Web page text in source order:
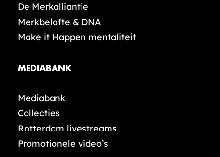
De Merkalliantie
Merkbelofte & DNA
Make it Happen mentaliteit
MEDIABANK
Mediabank
Collecties
Rotterdam livestreams
Promotionele video’s